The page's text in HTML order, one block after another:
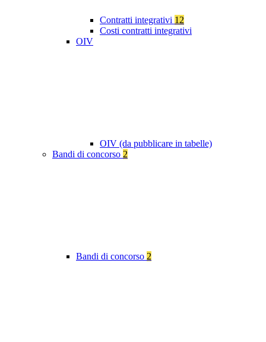
Contratti integrativi 12
Costi contratti integrativi
OIV
OIV (da pubblicare in tabelle)
Bandi di concorso 2
Bandi di concorso 2